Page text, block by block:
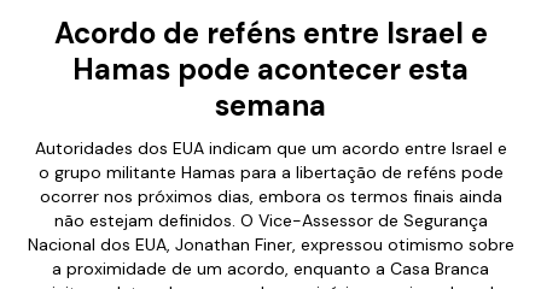
Acordo de reféns entre Israel e
Hamas pode acontecer esta
semana
Autoridades dos EUA indicam que um acordo entre Israel e
o grupo militante Hamas para a libertação de reféns pode
ocorrer nos próximos dias, embora os termos finais ainda
não estejam definidos. O Vice-Assessor de Segurança
Nacional dos EUA, Jonathan Finer, expressou otimismo sobre
a proximidade de um acordo, enquanto a Casa Branca